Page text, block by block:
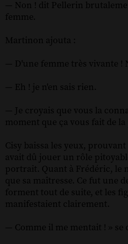
— Non ! dit Pellerin
femme.
Martinon ajouta :
— D'une femme très vivante !
— Eh ! je n'en sais rien.
— Je croyais que vous la
moment que ça vous fait de
Cisy baissa les yeux,
avait dû jouer un rôle
portrait. Quant à Frédéric, le
que sa maîtresse. Ce fut une
forment tout de suite, et les
manifestaient clairement.
— Comme il me mentait ! » se